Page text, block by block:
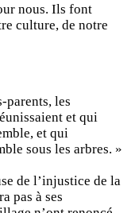
nous. Ils font
culture, de notre
parents, les
et qui
et qui
sous les arbres. »
de l’injustice de la
pas à ses